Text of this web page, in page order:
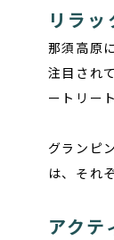
リラ
那須高原
注目され
ートリー
グランピ
は、それ
アクテ